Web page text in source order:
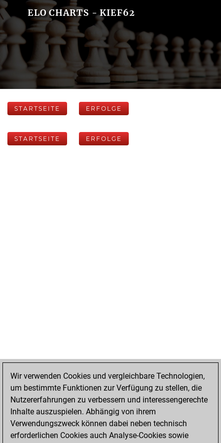
ELO CHARTS - KIEF62
STARTSEITE ERFOLGE
STARTSEITE ERFOLGE
Wir verwenden Cookies und vergleichbare Technologien,
um bestimmte Funktionen zur Verfügung zu stellen, die
Nutzererfahrungen zu verbessern und interessengerechte
Inhalte auszuspielen. Abhängig von ihrem
Verwendungszweck können dabei neben technisch
erforderlichen Cookies auch Analyse-Cookies sowie